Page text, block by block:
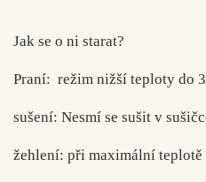
Jak se o ni starat?
Praní:  režim nižší teploty do
sušení: Nesmí se sušit v
žehlení: při maximální teplotě